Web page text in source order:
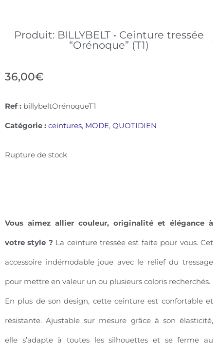
Produit: BILLYBELT • Ceinture tressée
“Orénoque” (T1)
36,00€
Ref : billybeltOrénoqueT1
Catégorie : ceintures, MODE, QUOTIDIEN
Rupture de stock
Vous aimez allier couleur, originalité et élégance à
votre style ? La ceinture tressée est faite pour vous. Cet
accessoire indémodable joue avec le relief du tressage
pour mettre en valeur un ou plusieurs coloris recherchés.
En plus de son design, cette ceinture est confortable et
résistante. Ajustable sur mesure grâce à son élasticité,
elle s’adapte à toutes les silhouettes et se ferme au